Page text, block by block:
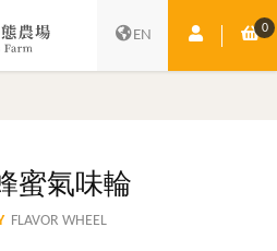
EN 會員中心0
購
蜜氣味輪
FLAVOR WHEEL